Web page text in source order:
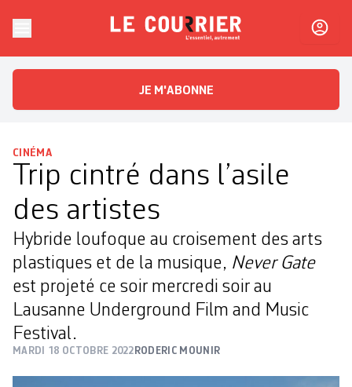
Le CourrierL'essentiel, autrement
JE M'ABONNE
CINÉMA
Trip cintré dans l’asile
des artistes
Hybride loufoque au croisement des arts
plastiques et de la musique, Never Gate
est projeté ce soir mercredi soir au
Lausanne ­Underground Film and Music
Festival.
MARDI 18 OCTOBRE 2022 RODERIC MOUNIR